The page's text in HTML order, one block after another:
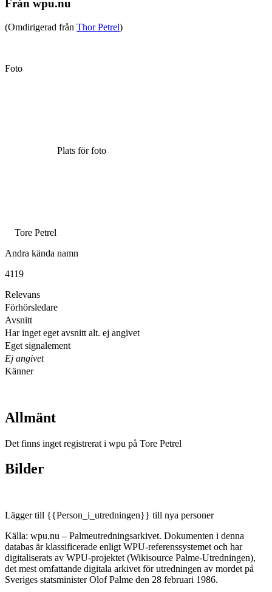
Från wpu.nu
(Omdirigerad från Thor Petrel)
Foto
Plats för foto
Tore Petrel
Andra kända namn
4119
Relevans
Förhörsledare
Avsnitt
Har inget eget avsnitt alt. ej angivet
Eget signalement
Ej angivet
Känner
Allmänt
Det finns inget registrerat i wpu på Tore Petrel
Bilder
Lägger till {{Person_i_utredningen}} till nya personer
Källa: wpu.nu – Palmeutredningsarkivet. Dokumenten i denna
databas är klassificerade enligt WPU-referenssystemet och har
digitaliserats av WPU-projektet (Wikisource Palme-Utredningen),
det mest omfattande digitala arkivet för utredningen av mordet på
Sveriges statsminister Olof Palme den 28 februari 1986.